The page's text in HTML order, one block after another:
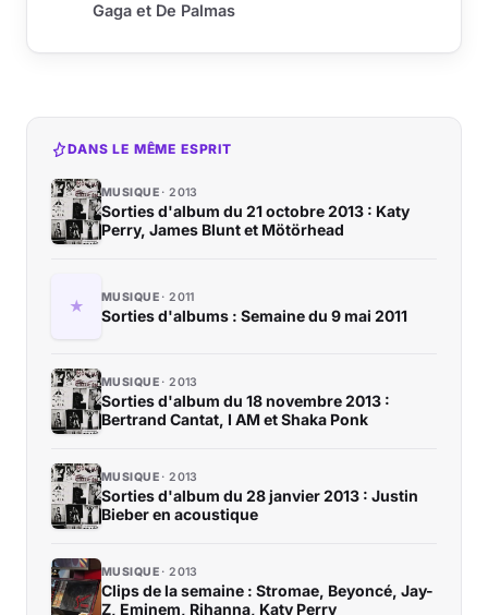
Gaga et De Palmas
DANS LE MÊME ESPRIT
MUSIQUE 2013
Sorties d'album du 21 octobre 2013 : Katy
Perry, James Blunt et Mötörhead
MUSIQUE 2011
Sorties d'albums : Semaine du 9 mai 2011
MUSIQUE 2013
Sorties d'album du 18 novembre 2013 :
Bertrand Cantat, I AM et Shaka Ponk
MUSIQUE 2013
Sorties d'album du 28 janvier 2013 : Justin
Bieber en acoustique
MUSIQUE 2013
Clips de la semaine : Stromae, Beyoncé, Jay-
Z, Eminem, Rihanna, Katy Perry